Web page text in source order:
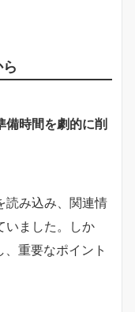
備時間を劇的に削
読み込み、関連情
いました。しか
重要なポイント